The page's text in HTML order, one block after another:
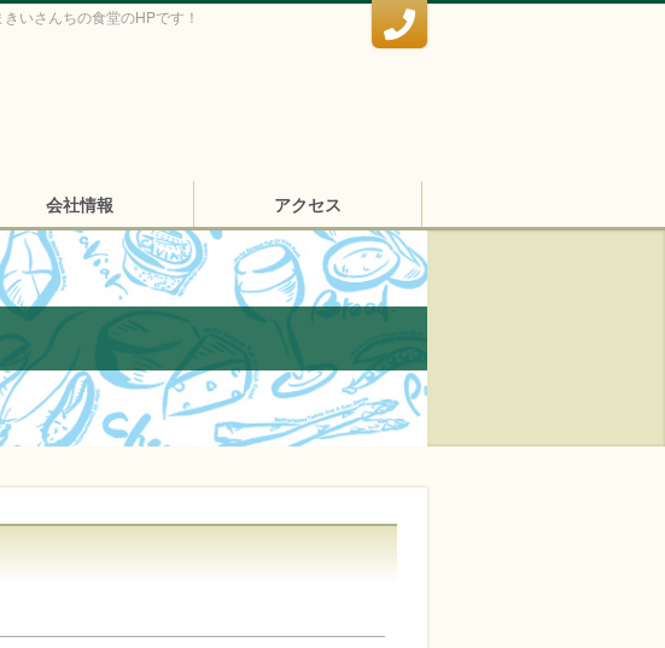
いさんちの食堂のHPです！
会社情報 アクセス